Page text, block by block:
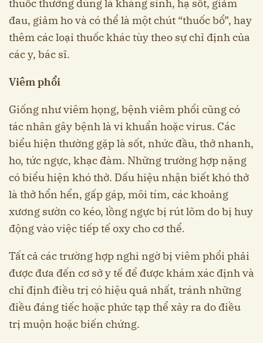
thuốc thường dùng là kháng sinh, hạ sốt, giảm
đau, giảm ho và có thể là một chút “thuốc bổ”, hay
thêm các loại thuốc khác tùy theo sự chỉ định của
các y, bác sĩ.
Viêm phổi
Giống như viêm họng, bệnh viêm phổi cũng có
tác nhân gây bệnh là vi khuẩn hoặc virus. Các
biểu hiện thường gặp là sốt, nhức đầu, thở nhanh,
ho, tức ngực, khạc đàm. Những trường hợp nặng
có biểu hiện khó thở. Dấu hiệu nhận biết khó thở
là thở hổn hển, gấp gáp, môi tím, các khoảng
xương sườn co kéo, lồng ngực bị rút lõm do bị huy
động vào việc tiếp tế oxy cho cơ thể.
Tất cả các trường hợp nghi ngờ bị viêm phổi phải
được đưa đến cơ sở y tế để được khám xác định và
chỉ định điều trị có hiệu quả nhất, tránh những
điều đáng tiếc hoặc phức tạp thể xảy ra do điều
trị muộn hoặc biến chứng.